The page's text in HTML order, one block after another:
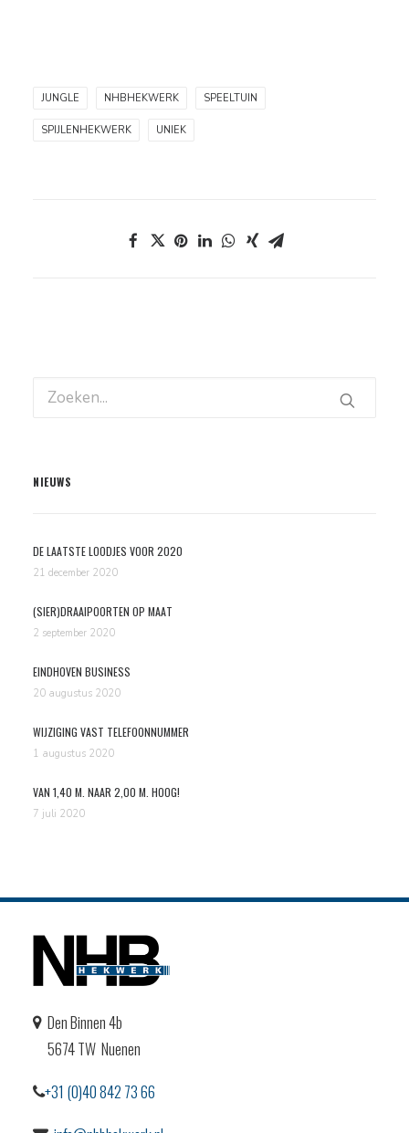
JUNGLE NHBHEKWERK SPEELTUIN
SPIJLENHEKWERK UNIEK
NIEUWS
DE LAATSTE LOODJES VOOR 2020
21 december 2020
(SIER)DRAAIPOORTEN OP MAAT
2 september 2020
EINDHOVEN BUSINESS
20 augustus 2020
WIJZIGING VAST TELEFOONNUMMER
1 augustus 2020
VAN 1,40 M. NAAR 2,00 M. HOOG!
7 juli 2020
Den Binnen 4b
5674 TW Nuenen
+31 (0)40 842 73 66